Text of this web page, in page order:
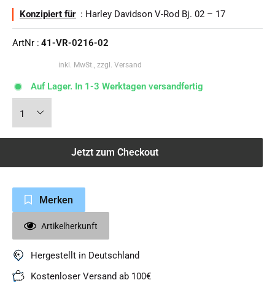
Konzipiert für : Harley Davidson V-Rod Bj. 02 – 17
ArtNr : 41-VR-0216-02
inkl. MwSt., zzgl. Versand
Auf Lager. In 1-3 Werktagen versandfertig
Jetzt zum Checkout
Merken
Artikelherkunft
Hergestellt in Deutschland
Kostenloser Versand ab 100€